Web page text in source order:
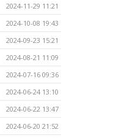
2024-11-29 11:21
2024-10-08 19:43
2024-09-23 15:21
2024-08-21 11:09
2024-07-16 09:36
2024-06-24 13:10
2024-06-22 13:47
2024-06-20 21:52